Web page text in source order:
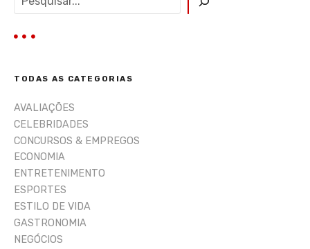
q
s
r
TODAS AS CATEGORIAS
AVALIAÇÕES
CELEBRIDADES
CONCURSOS & EMPREGOS
ECONOMIA
ENTRETENIMENTO
ESPORTES
ESTILO DE VIDA
GASTRONOMIA
NEGÓCIOS